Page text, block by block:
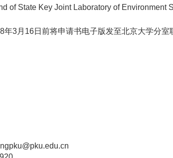
of State Key Joint Laboratory of Environment
年3月 16日前将申请书电子版发至北京大学分